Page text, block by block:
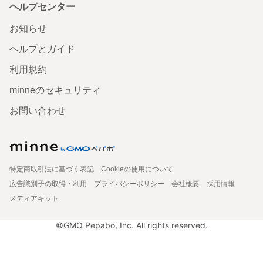
ヘルプセンター
お知らせ
ヘルプとガイド
利用規約
minneのセキュリティ
お問い合わせ
特定商取引法に基づく表記
Cookieの使用について
広告識別子の取得・利用
プライバシーポリシー 会社概要
採用情報
メディアキット
©GMO Pepabo, Inc. All rights reserved.